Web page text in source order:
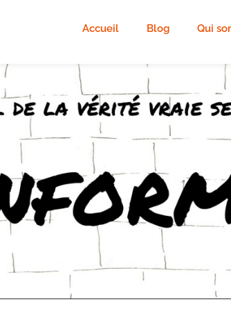
Accueil Blog Qui